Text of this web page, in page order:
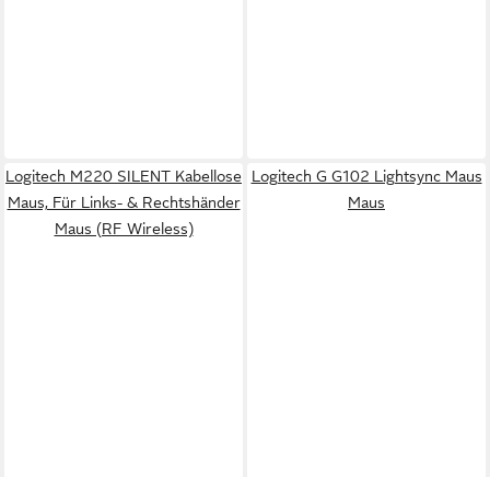
Logitech M220 SILENT Kabellose
Maus, Für Links- & Rechtshänder
Maus (RF Wireless)
Logitech G G102 Lightsync Maus
Maus